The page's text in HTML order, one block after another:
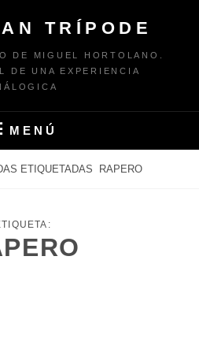
TRÍPODE
DE MIGUEL HORTOLANO.
DE UNA EXPERIENCIA
MENÚ
ETIQUETADAS RAPERO